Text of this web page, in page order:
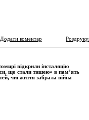
Додати коментар
відкрили інсталяцію
що стали тишею» в пам’ять
чиї життя забрала війна